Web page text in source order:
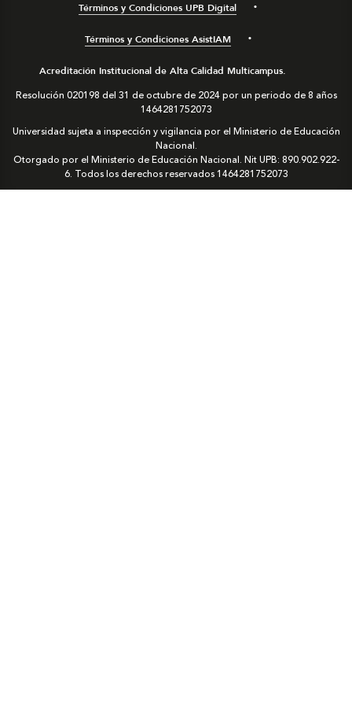
Términos y Condiciones UPB Digital
Términos y Condiciones AsistIAM
Acreditación Institucional de Alta Calidad Multicampus.
Resolución 020198 del 31 de octubre de 2024 por un periodo de 8 años
1464281752073
Universidad sujeta a inspección y vigilancia por el Ministerio de Educación
Nacional.
Otorgado por el Ministerio de Educación Nacional. Nit UPB: 890.902.922-
6. Todos los derechos reservados1464281752073